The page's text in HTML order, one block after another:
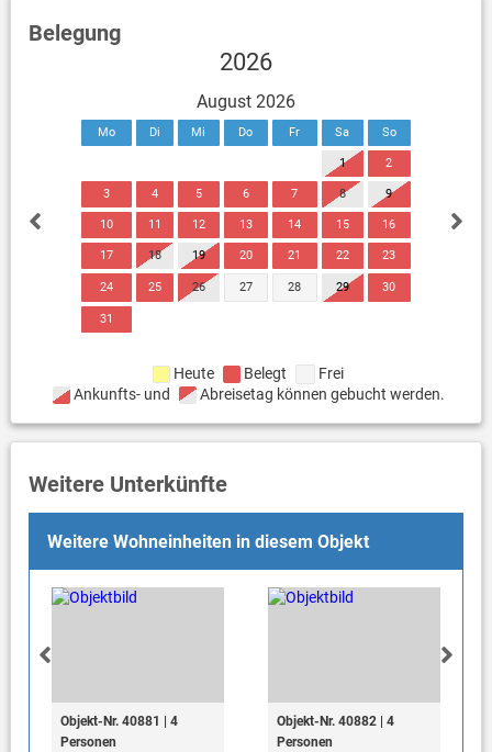
Belegung
2026
August 2026
Mo Di Mi Do Fr Sa So
1 2
3 4 5 6 7 8 9
10 11 12 13 14 15 16
17 18 19 20 21 22 23
24 25 26 27 28 29 30
31
Heute Belegt
Frei
Ankunfts- und
Abreisetag können gebucht werden.
Weitere Unterkünfte
Weitere Wohneinheiten in diesem Objekt
Objekt-Nr. 40881 | 4
Personen
Objekt-Nr. 40882 | 4
Personen